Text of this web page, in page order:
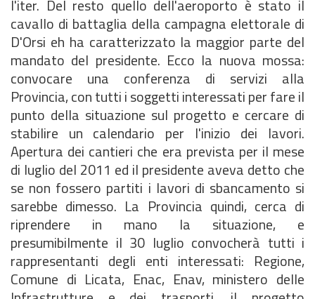
l'iter. Del resto quello dell'aeroporto è stato il
cavallo di battaglia della campagna elettorale di
D'Orsi eh ha caratterizzato la maggior parte del
mandato del presidente. Ecco la nuova mossa:
convocare una conferenza di servizi alla
Provincia, con tutti i soggetti interessati per fare il
punto della situazione sul progetto e cercare di
stabilire un calendario per l'inizio dei lavori.
Apertura dei cantieri che era prevista per il mese
di luglio del 2011 ed il presidente aveva detto che
se non fossero partiti i lavori di sbancamento si
sarebbe dimesso. La Provincia quindi, cerca di
riprendere in mano la situazione, e
presumibilmente il 30 luglio convocherà tutti i
rappresentanti degli enti interessati: Regione,
Comune di Licata, Enac, Enav, ministero delle